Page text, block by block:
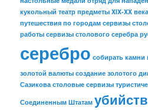
кукольный театр предметы XIX-XX
путешествия по городам сервизы
работы сервизы столового серебра
серебро собирать камни
золотой валюты создание золотого
Сазикова столовые сервизы
Соединенным Штатам